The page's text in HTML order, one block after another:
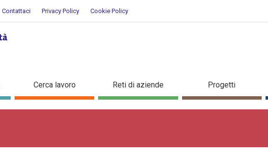
Contattaci Privacy Policy Cookie Policy
Cerca lavoro Reti di aziende Progetti